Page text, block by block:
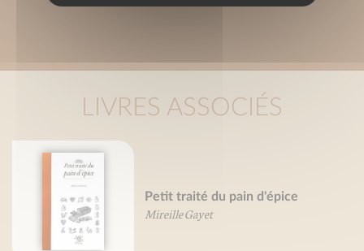
LIVRES ASSOCIÉS
Petit traité du pain d'épice
Mireille Gayet